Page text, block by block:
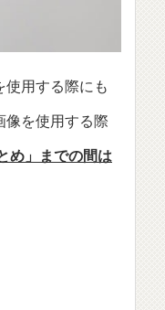
使用する際にも
像を使用する際
め」までの間は